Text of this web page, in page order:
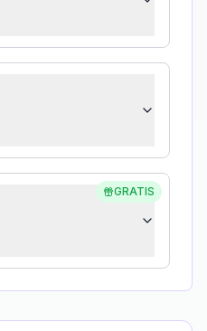
GRATIS